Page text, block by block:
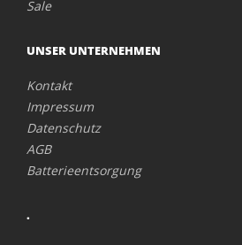
Sale
UNSER UNTERNEHMEN
Kontakt
Impressum
Datenschutz
AGB
Batterieentsorgung
.